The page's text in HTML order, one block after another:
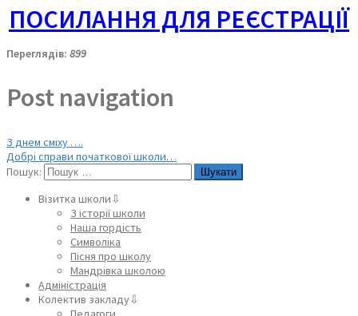
ПОСИЛАННЯ ДЛЯ РЕЄСТРАЦІЇ
Переглядів: 899
Post navigation
З днем сміху ….
Добрі справи початкової школи…
Пошук:
Візитка школи⇩
З історії школи
Наша гордість
Символіка
Пісня про школу
Мандрівка школою
Адміністрація
Колектив закладу⇩